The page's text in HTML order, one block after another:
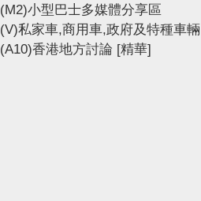
(M2)小型巴士多媒體分享區
(V)私家車,商用車,政府及特種車輛
(A10)香港地方討論 [精華]